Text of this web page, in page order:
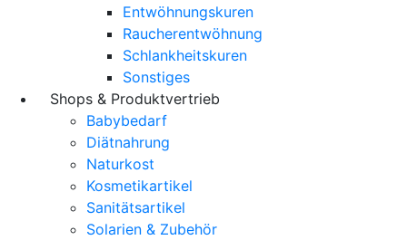
Entwöhnungskuren
Raucherentwöhnung
Schlankheitskuren
Sonstiges
Shops & Produktvertrieb
Babybedarf
Diätnahrung
Naturkost
Kosmetikartikel
Sanitätsartikel
Solarien & Zubehör